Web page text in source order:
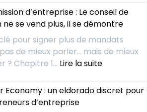
d’entreprise : Le conseil de
ne se vend plus, il se démontre
pour signer plus de mandats
de mieux parler… mais de mieux
? Chapitre 1… Lire la suite:
Economy : un eldorado discret pour
d’entreprise